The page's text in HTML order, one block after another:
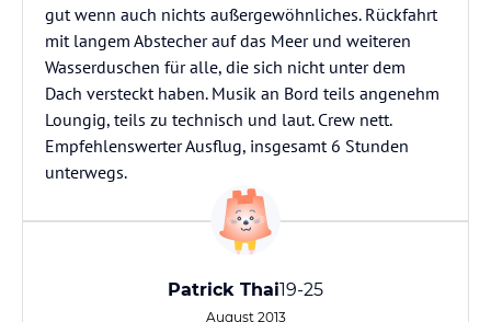
gut wenn auch nichts außergewöhnliches. Rückfahrt
mit langem Abstecher auf das Meer und weiteren
Wasserduschen für alle, die sich nicht unter dem
Dach versteckt haben. Musik an Bord teils angenehm
Loungig, teils zu technisch und laut. Crew nett.
Empfehlenswerter Ausflug, insgesamt 6 Stunden
unterwegs.
Patrick Thai19-25
August 2013